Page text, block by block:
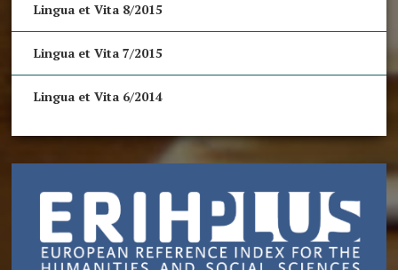
Lingua et Vita 8/2015
Lingua et Vita 7/2015
Lingua et Vita 6/2014